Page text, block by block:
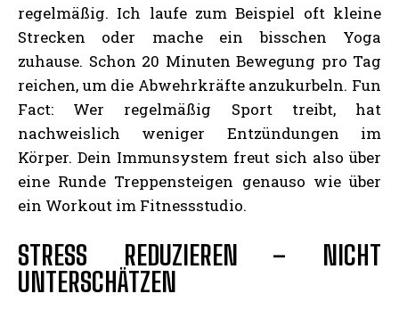
regelmäßig. Ich laufe zum Beispiel oft kleine
Strecken oder mache ein bisschen Yoga
zuhause. Schon 20 Minuten Bewegung pro Tag
reichen, um die Abwehrkräfte anzukurbeln. Fun
Fact: Wer regelmäßig Sport treibt, hat
nachweislich weniger Entzündungen im
Körper. Dein Immunsystem freut sich also über
eine Runde Treppensteigen genauso wie über
ein Workout im Fitnessstudio.
STRESS REDUZIEREN – NICHT
UNTERSCHÄTZEN